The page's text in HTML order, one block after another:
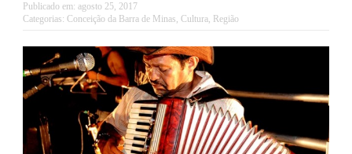
Publicado em: agosto 25, 2017
Categorias: Conceição da Barra de Minas, Cultura, Região